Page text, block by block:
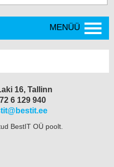
MENÜÜ
16, Tallinn
6 129 940
BestIT OÜ poolt.